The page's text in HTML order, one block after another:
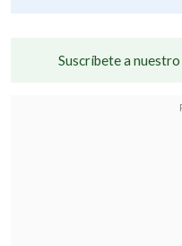
Suscríbete a nuestro